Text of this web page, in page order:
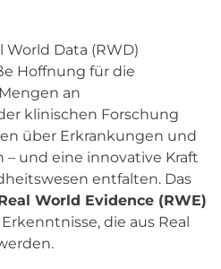
Data (RWD)
Hoffnung für die
an
klinischen Forschung
über Erkrankungen und
und eine innovative Kraft
entfalten. Das
World Evidence (RWE)
die aus Real